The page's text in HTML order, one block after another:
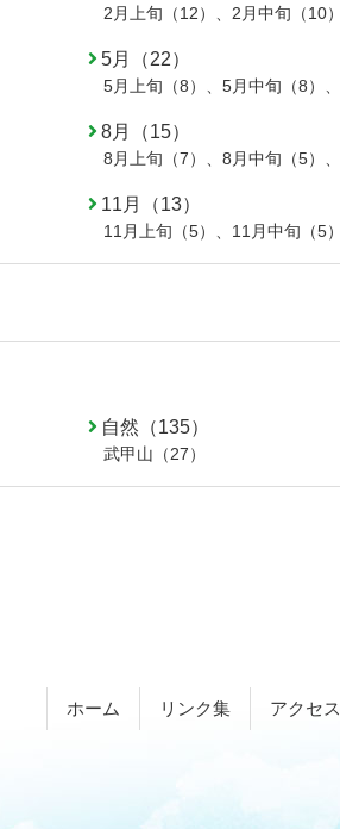
2月上旬（12） 、 2月中旬（10）
5月（22）
5月上旬（8） 、 5月中旬（8） 、
8月（15）
8月上旬（7） 、 8月中旬（5） 、
11月（13）
11月上旬（5） 、 11月中旬（5）
自然（135）
武甲山（27）
ホーム リンク集 アクセス